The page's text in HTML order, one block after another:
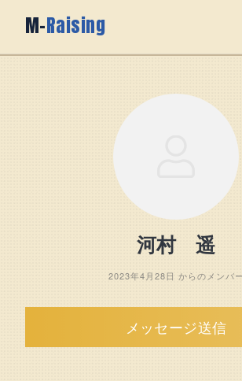
M-Raising
河村 遥
2023年4月28日 からのメンバー
メッセージ送信